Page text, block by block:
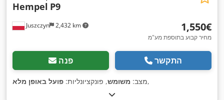
Juszczyn 2,432 km
Hempel P9
‏1,550 ‏€
מחיר קבוע בתוספת מע"מ
פנה התקשר
מצב: משומש, פונקציונליות: פועל באופן מלא ,